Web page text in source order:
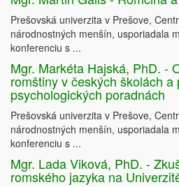
Prešovská univerzita v Prešove,
národnostných menšín, usporiadala
konferenciu s ...
Mgr. Markéta Hajská, PhD. -
romštiny v českých školách a
psychologických poradnách
Prešovská univerzita v Prešove,
národnostných menšín, usporiadala
konferenciu s ...
Mgr. Lada Viková, PhD. -
romského jazyka na